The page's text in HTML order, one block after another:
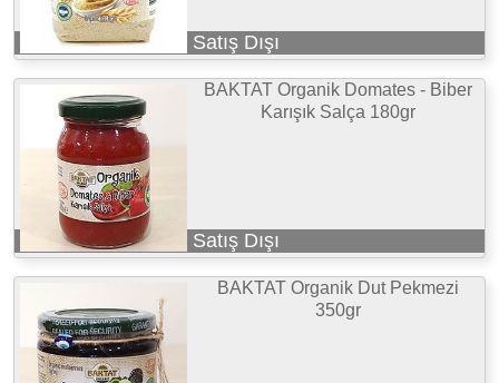
Satış Dışı
BAKTAT Organik Domates - Biber
Karışık Salça 180gr
Satış Dışı
BAKTAT Organik Dut Pekmezi
350gr